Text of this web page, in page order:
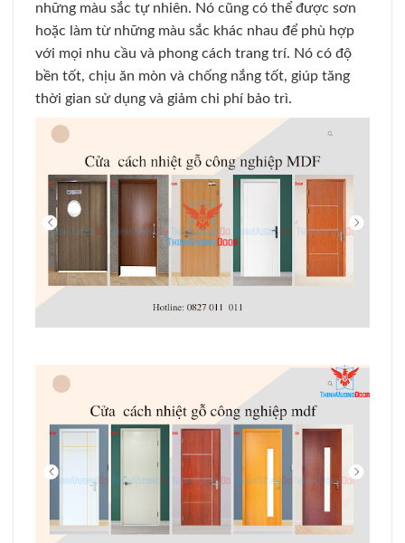
những màu sắc tự nhiên. Nó cũng có thể được sơn
hoặc làm từ những màu sắc khác nhau để phù hợp
với mọi nhu cầu và phong cách trang trí. Nó có độ
bền tốt, chịu ăn mòn và chống nắng tốt, giúp tăng
thời gian sử dụng và giảm chi phí bảo trì.